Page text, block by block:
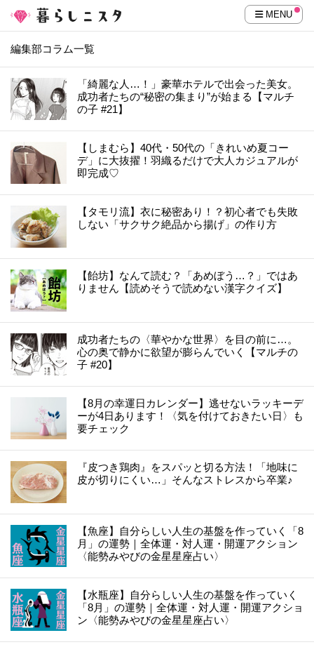
MENU
編集部コラム一覧
「綺麗な人…！」豪華ホテルで出会った美女。
成功者たちの“秘密の集まり”が始まる【マルチ
の子 #21】
【しまむら】40代・50代の「きれいめ夏コー
デ」に大抜擢！羽織るだけで大人カジュアルが
即完成♡
【タモリ流】衣に秘密あり！？初心者でも失敗
しない「サクサク絶品から揚げ」の作り方
【飴坊】なんて読む？「あめぼう…？」ではあ
りません【読めそうで読めない漢字クイズ】
成功者たちの〈華やかな世界〉を目の前に…。
心の奥で静かに欲望が膨らんでいく【マルチの
子 #20】
【8月の幸運日カレンダー】逃せないラッキーデ
ーが4日あります！〈気を付けておきたい日〉も
要チェック
『皮つき鶏肉』をスパッと切る方法！「地味に
皮が切りにくい…」そんなストレスから卒業♪
【魚座】自分らしい人生の基盤を作っていく「8
月」の運勢｜全体運・対人運・開運アクション
〈能勢みやびの金星星座占い〉
【水瓶座】自分らしい人生の基盤を作っていく
「8月」の運勢｜全体運・対人運・開運アクショ
ン〈能勢みやびの金星星座占い〉